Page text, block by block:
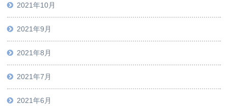
2021年10月
2021年9月
2021年8月
2021年7月
2021年6月